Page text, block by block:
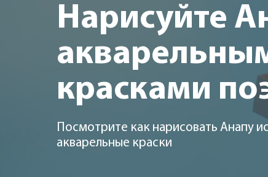
Нарисуйте
красками
Посмотрите как нарисовать Анапу
акварельные краски